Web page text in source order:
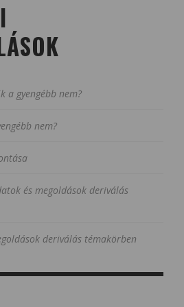
a gyengébb nem?
nem?
és megoldások deriválás
deriválás témakörben